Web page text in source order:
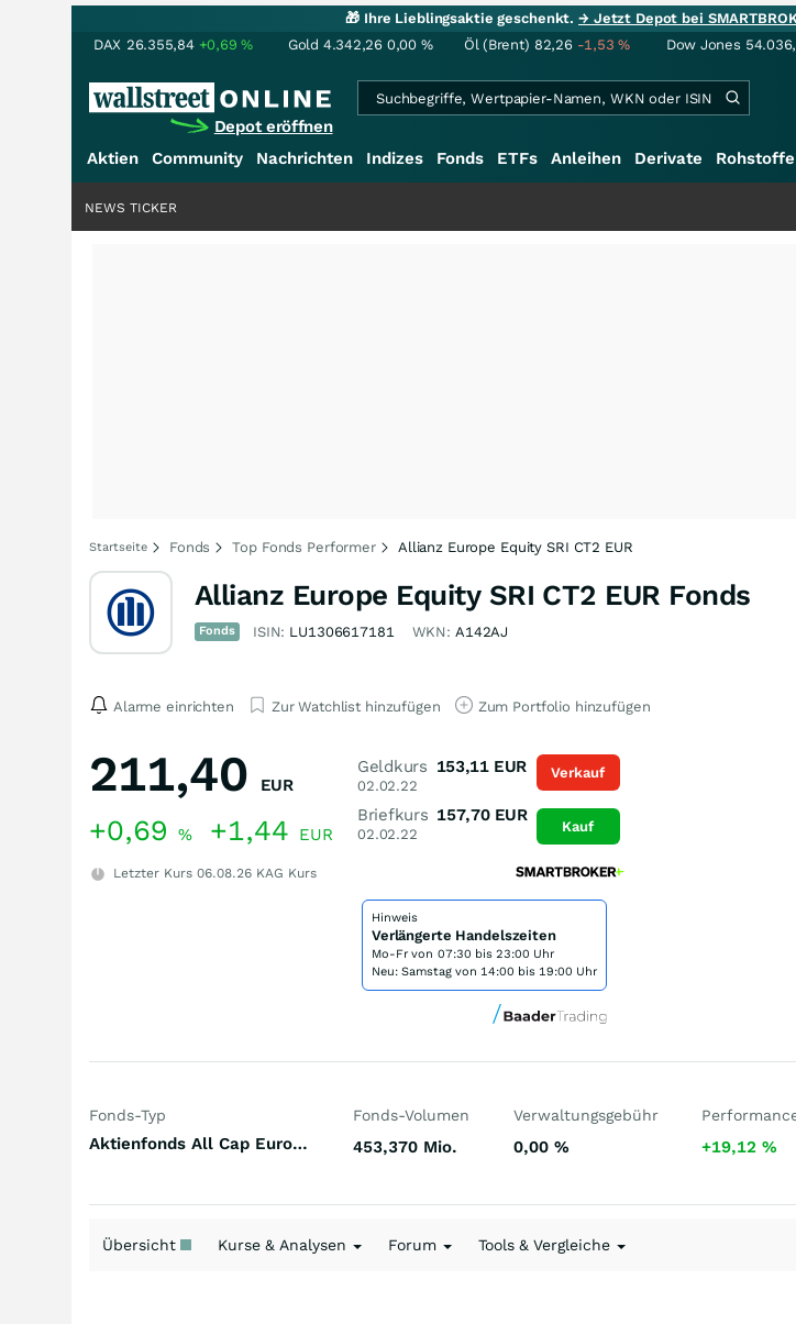
🎁 Ihre Lieblingsaktie geschenkt.→ Jetzt Depot bei
DAX 26.355,84 +0,69% Gold 4.342,26 0,00 % Öl (Brent) 82,26 -1,53% Dow Jones
Depot eröffnen
Aktien Community Nachrichten Indizes Fonds ETFs Anleihen Derivate Rohstoffe
NEWS TICKER
Startseite Fonds Top Fonds Performer Allianz Europe Equity SRI CT2 EUR
Allianz Europe Equity SRI CT2 EUR Fonds
Fonds ISIN: LU1306617181 WKN: A142AJ
Alarme einrichten Zur Watchlist hinzufügen Zum Portfolio hinzufügen
211,40 EUR
+0,69 % +1,44 EUR
Letzter Kurs 06.08.26 KAG Kurs
Geldkurs
02.02.22
153,11 EUR
Briefkurs
02.02.22
157,70 EUR
Verkauf
Kauf
Hinweis
Verlängerte Handelszeiten
Mo-Fr von 07:30 bis 23:00 Uhr
Neu: Samstag von 14:00 bis 19:00 Uhr
Fonds-Typ
Aktienfonds All Cap Europa
Fonds-Volumen
453,370 Mio.
Verwaltungsgebühr
0,00 % +19,12%
Übersicht Kurse & Analysen Forum Tools & Vergleiche